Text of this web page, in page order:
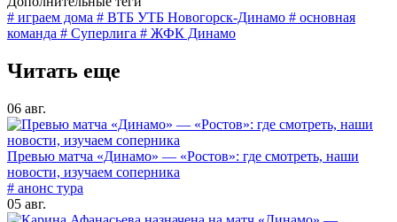
# играем дома # ВТБ УТБ Новогорск-Динамо # основная
команда # Суперлига # ЖФК Динамо
Читать еще
06 авг.
Превью матча «Динамо» — «Ростов»: где смотреть, наши
новости, изучаем соперника
# анонс тура
05 авг.